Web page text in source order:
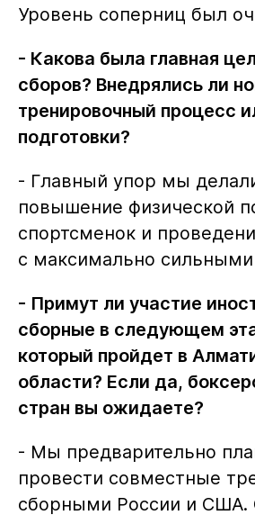
Уровень соперниц был
- Какова была главная
сборов? Внедрялись ли
тренировочный процесс
подготовки?
- Главный упор мы
повышение физической
спортсменок и
с максимально
- Примут ли участие
сборные в следующем
который пройдет в
области? Если да,
стран вы ожидаете?
- Мы предварительно
провести совместные
сборными России и США.